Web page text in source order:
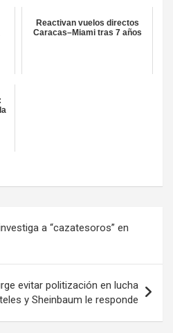
Reactivan vuelos directos
Caracas–Miami tras 7 años
a “cazatesoros” en
evitar politización en lucha
y Sheinbaum le responde